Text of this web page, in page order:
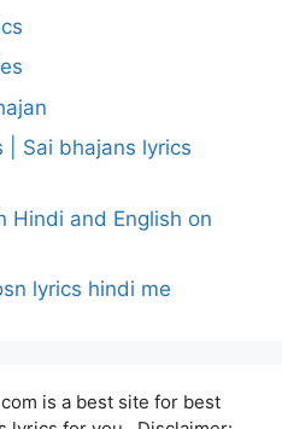
| Sai bhajans lyrics
Hindi and English on
lyrics hindi me
is a best site for best